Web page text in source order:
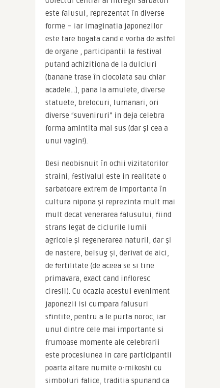
este falusul, reprezentat în diverse
forme – iar imaginatia japonezilor
este tare bogata cand e vorba de astfel
de organe , participantii la festival
putand achizitiona de la dulciuri
(banane trase în ciocolata sau chiar
acadele…), pana la amulete, diverse
statuete, brelocuri, lumanari, ori
diverse “suveniruri” in deja celebra
forma amintita mai sus (dar şi cea a
unui vagin!).
Desi neobisnuit în ochii vizitatorilor
straini, festivalul este in realitate o
sarbatoare extrem de importanta în
cultura nipona şi reprezinta mult mai
mult decat venerarea falusului, fiind
strans legat de ciclurile lumii
agricole şi regenerarea naturii, dar şi
de nastere, belsug şi, derivat de aici,
de fertilitate (de aceea se si tine
primavara, exact cand infloresc
ciresii). Cu ocazia acestui eveniment
japonezii isi cumpara falusuri
sfintite, pentru a le purta noroc, iar
unul dintre cele mai importante si
frumoase momente ale celebrarii
este procesiunea in care participantii
poarta altare numite o-mikoshi cu
simboluri falice, traditia spunand ca